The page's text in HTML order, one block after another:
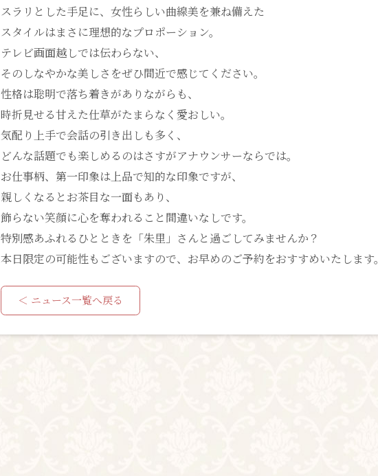
スラリとした手足に、女性らしい曲線美を兼ね備えた
スタイルはまさに理想的なプロポーション。
テレビ画面越しでは伝わらない、
そのしなやかな美しさをぜひ間近で感じてください。
性格は聡明で落ち着きがありながらも、
時折見せる甘えた仕草がたまらなく愛おしい。
気配り上手で会話の引き出しも多く、
どんな話題でも楽しめるのはさすがアナウンサーならでは。
お仕事柄、第一印象は上品で知的な印象ですが、
親しくなるとお茶目な一面もあり、
飾らない笑顔に心を奪われること間違いなしです。
特別感あふれるひとときを「朱里」さんと過ごしてみませんか？
本日限定の可能性もございますので、お早めのご予約をおすすめいたします。
＜ ニュース一覧へ戻る